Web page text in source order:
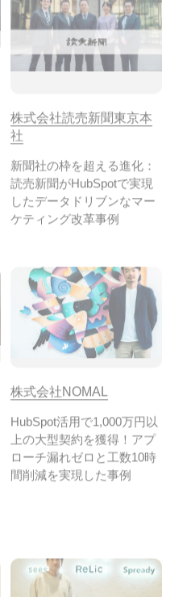
新聞社の枠を超える進化：
読売新聞がHubSpotで実現
したデータドリブンなマー
ケティング改革事例
株式会社NOMAL
上の大型契約を獲得！アプ
ローチ漏れゼロと工数10時
間削減を実現した事例